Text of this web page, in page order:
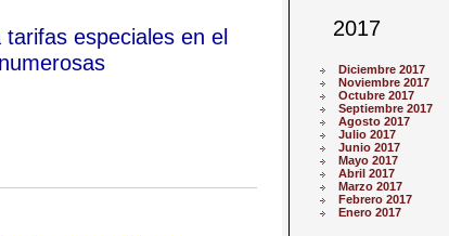
especiales en el
2017
Diciembre 2017
Noviembre 2017
Octubre 2017
Septiembre 2017
Agosto 2017
Julio 2017
Junio 2017
Mayo 2017
Abril 2017
Marzo 2017
Febrero 2017
Enero 2017